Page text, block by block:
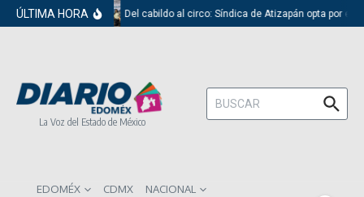
Saltar al contenido
ÚLTIMA HORA Del cabildo al circo: Síndica de Atizapán opta por el
La Voz del Estado de México
Buscar:
EDOMÉX CDMX
NACIONAL